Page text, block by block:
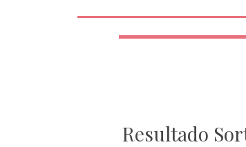
Resultado